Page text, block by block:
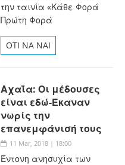
την ταινία «Κάθε Φορά
Πρώτη Φορά
OTI NA NAI
Αχαΐα: Οι μέδουσες
είναι εδώ-Έκαναν
νωρίς την
επανεμφάνισή τους
11 Mar, 2018 | 18:00
Έντονη ανησυχία των